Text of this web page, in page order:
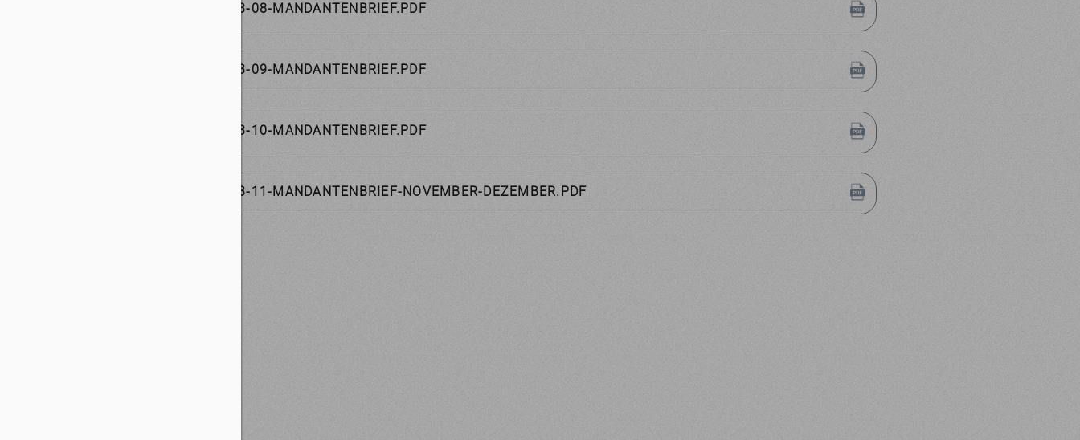
2023-08-MANDANTENBRIEF.PDF
2023-09-MANDANTENBRIEF.PDF
2023-10-MANDANTENBRIEF.PDF
2023-11-MANDANTENBRIEF-NOVEMBER-DEZEMBER.PDF